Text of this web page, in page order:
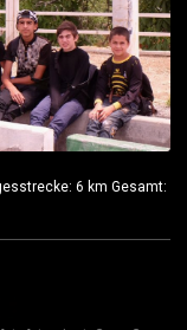
6 km Gesamt: